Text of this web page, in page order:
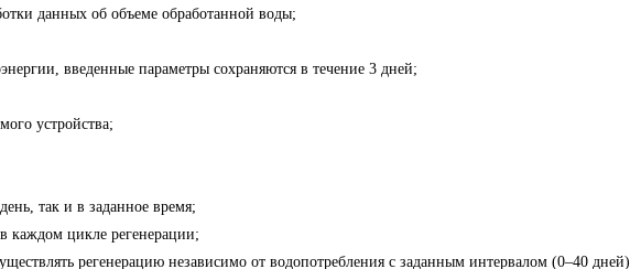
данных об объеме обработанной воды;
введенные параметры сохраняются в течение 3 дней;
устройства;
так и в заданное время;
каждом цикле регенерации;
регенерацию независимо от водопотребления с заданным интервалом (0–40 дней).